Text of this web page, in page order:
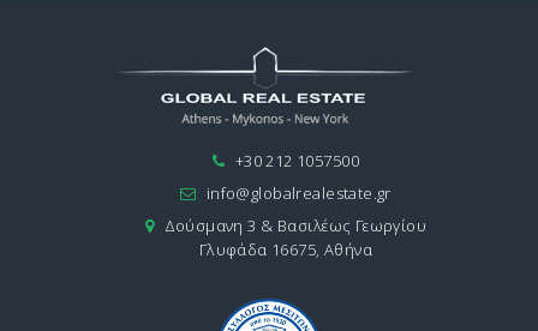
+30 212 1057500
info@globalrealestate.gr
Δούσμανη 3 & Βασιλέως Γεωργίου
Γλυφάδα 16675, Αθήνα